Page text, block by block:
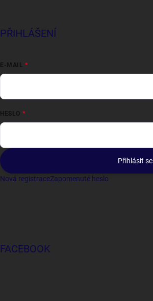
PŘIHLÁŠENÍ
E-MAIL
HESLO
Přihlásit se
Nová registraceZapomenuté heslo
FACEBOOK